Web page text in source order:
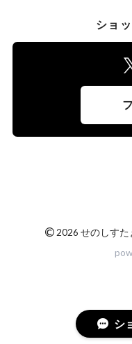
ショ
© 2026 せのしす
シ